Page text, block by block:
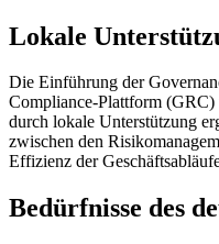
Lokale
Die Einführung der
Compliance-Plattform
durch lokale Unterstützung
zwischen den
Effizienz der
Bedürfnisse des